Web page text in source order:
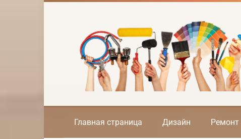
Главная страница Дизайн Ремонт